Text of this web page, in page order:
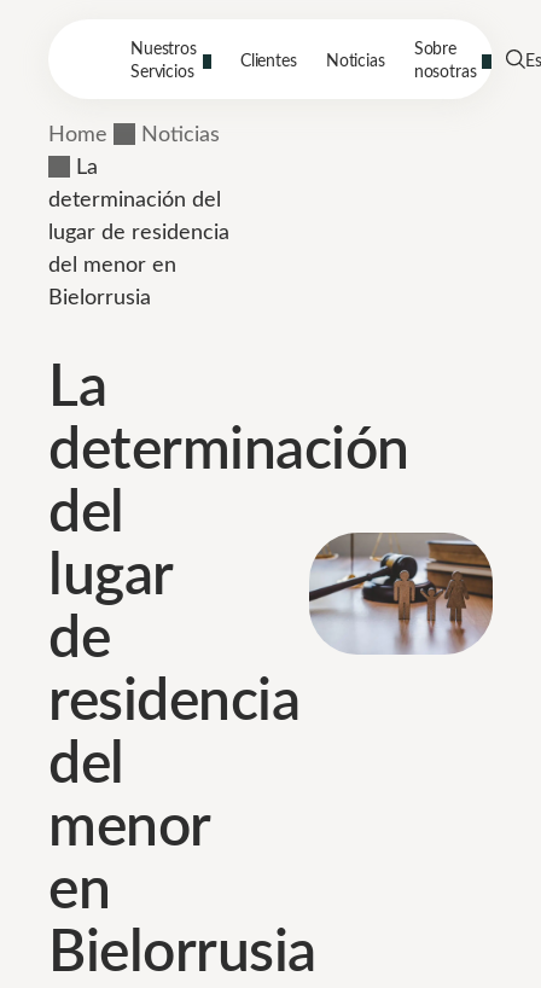
Nuestros
Servicios
Clientes Noticias
Sobre
nosotras
Es
Home
Noticias
La
determinación del
lugar de residencia
del menor en
Bielorrusia
La
determinación
del
lugar
de
residencia
del
menor
en
Bielorrusia